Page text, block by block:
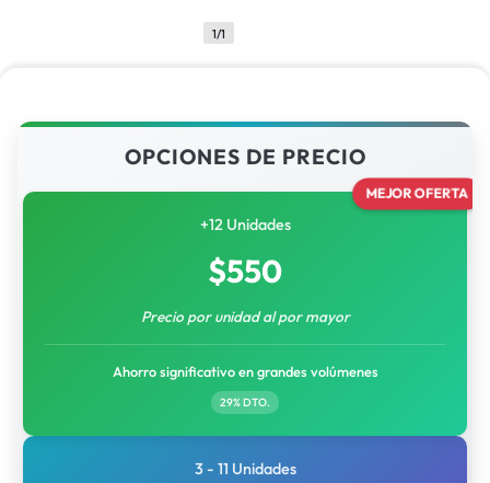
1/1
OPCIONES DE PRECIO
MEJOR OFERTA
+12 Unidades
$550
Precio por unidad al por mayor
Ahorro significativo en grandes volúmenes
29% DTO.
3 - 11 Unidades